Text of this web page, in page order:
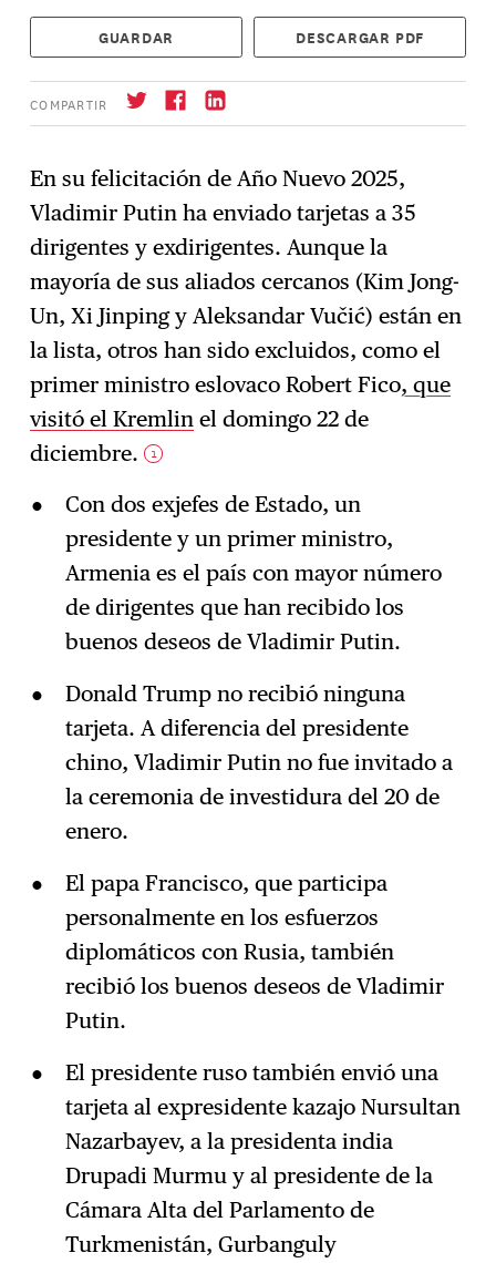
GUARDAR DESCARGAR PDF
COMPARTIR
→ Suscríbase
En su felicitación de Año Nuevo 2025,
Vladimir Putin ha enviado tarjetas a 35
dirigentes y exdirigentes. Aunque la
mayoría de sus aliados cercanos (Kim Jong-
Un, Xi Jinping y Aleksandar Vučić) están en
la lista, otros han sido excluidos, como el
primer ministro eslovaco Robert Fico, que
visitó el Kremlin el domingo 22 de
diciembre. 1
Con dos exjefes de Estado, un
presidente y un primer ministro,
Armenia es el país con mayor número
de dirigentes que han recibido los
buenos deseos de Vladimir Putin.
Donald Trump no recibió ninguna
tarjeta. A diferencia del presidente
chino, Vladimir Putin no fue invitado a
la ceremonia de investidura del 20 de
enero.
El papa Francisco, que participa
personalmente en los esfuerzos
diplomáticos con Rusia, también
recibió los buenos deseos de Vladimir
Putin.
El presidente ruso también envió una
tarjeta al expresidente kazajo Nursultan
Nazarbayev, a la presidenta india
Drupadi Murmu y al presidente de la
Cámara Alta del Parlamento de
Turkmenistán, Gurbanguly